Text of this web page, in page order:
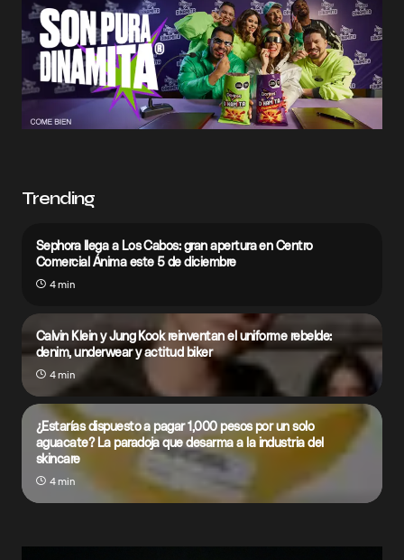
Trending
Sephora llega a Los Cabos: gran apertura en Centro
Comercial Ánima este 5 de diciembre
4 min
Calvin Klein y Jung Kook reinventan el uniforme rebelde:
denim, underwear y actitud biker
4 min
¿Estarías dispuesto a pagar 1,000 pesos por un solo
aguacate? La paradoja que desarma a la industria del
skincare
4 min